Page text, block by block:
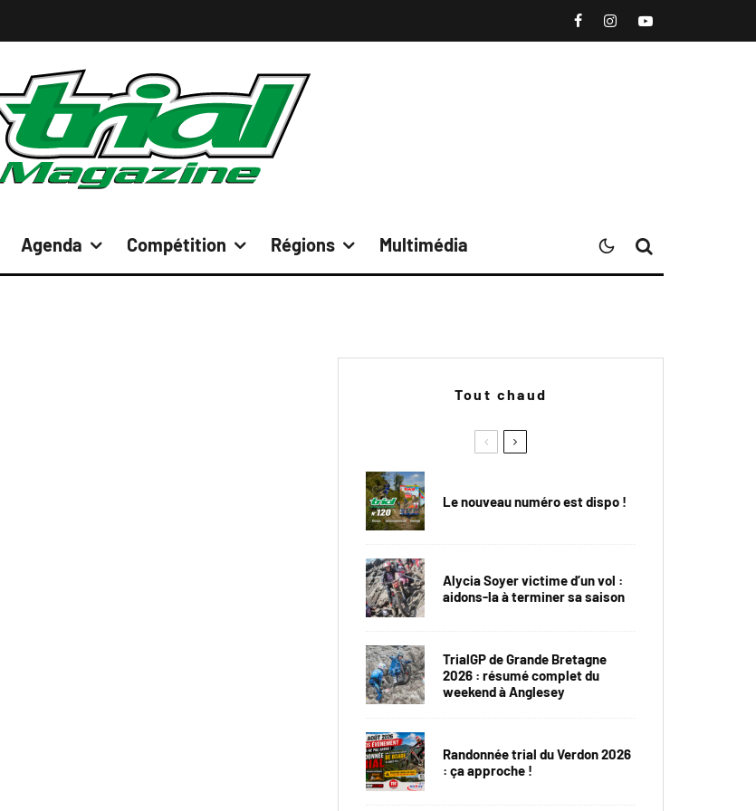
Agenda Compétition Régions Multimédia
Tout chaud
Le nouveau numéro est dispo !
Alycia Soyer victime d’un vol :
aidons-la à terminer sa saison
TrialGP de Grande Bretagne
2026 : résumé complet du
weekend à Anglesey
Randonnée trial du Verdon 2026
: ça approche !